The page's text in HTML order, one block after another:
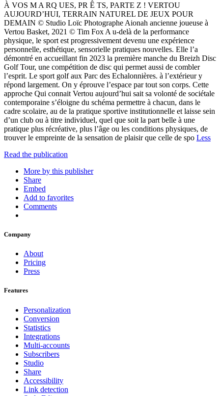
À VOS M A RQ UES, PR Ê TS, PARTE Z ! VERTOU
AUJOURD’HUI, TERRAIN NATUREL DE JEUX POUR
DEMAIN © Studio Loïc Photographe Aionah ancienne joueuse à
Vertou Basket, 2021 © Tim Fox A u-delà de la performance
physique, le sport est progressivement devenu une expérience
personnelle, esthétique, sensorielle pratiques nouvelles. Elle l’a
démontré en accueillant fin 2023 la première manche du Breizh Disc
Golf Tour, une compétition de disc qui permet aussi de combler
l’esprit. Le sport golf aux Parc des Echalonnières. à l’extérieur y
répond largement. On y éprouve l’espace par tout son corps. Cette
approche Qui connait Vertou aujourd’hui sait sa volonté de sociétale
contemporaine s’éloigne du schéma permettre à chacun, dans le
cadre scolaire, au de la pratique sportive institutionnelle et laisse sein
d’un club ou à titre individuel, quel que soit la part belle à une
pratique plus récréative, plus l’âge ou les conditions physiques, de
trouver le empreinte de la sensation de plaisir que celle de spo Less
Read the publication
More by this publisher
Share
Embed
Add to favorites
Comments
Company
About
Pricing
Press
Features
Personalization
Conversion
Statistics
Integrations
Multi-accounts
Subscribers
Studio
Share
Accessibility
Link detection